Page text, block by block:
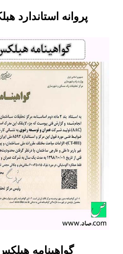
پروانه استاندارد هبلکس 10
گواهینامه هبلکس 10